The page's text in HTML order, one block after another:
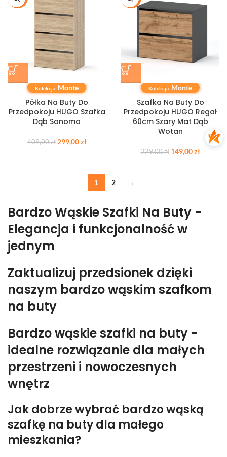
Kolekcja: Monte
Półka Na Buty Do
Przedpokoju HUGO Szafka
Dąb Sonoma
409,00zł 299,00zł
Kolekcja: Monte
Szafka Na Buty Do
Przedpokoju HUGO Regał
60cm Szary Mat Dąb
Wotan
229,00zł 149,00zł
1 2 →
Bardzo Wąskie Szafki Na Buty -
Elegancja i funkcjonalność w
jednym
Zaktualizuj przedsionek dzięki
naszym bardzo wąskim szafkom
na buty
Bardzo wąskie szafki na buty -
idealne rozwiązanie dla małych
przestrzeni i nowoczesnych
wnętrz
Jak dobrze wybrać bardzo wąską
szafkę na buty dla małego
mieszkania?